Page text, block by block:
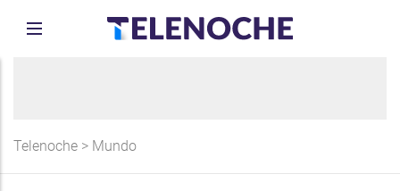
Telenoche > Mundo